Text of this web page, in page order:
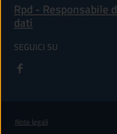
Rpd - Responsabile
dati
SEGUICI SU
Note legali